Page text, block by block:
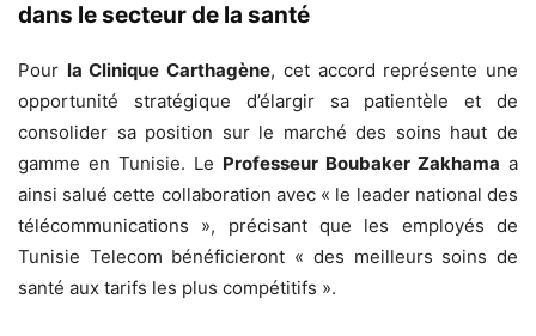
dans le secteur de la santé
Pour la Clinique Carthagène, cet accord représente une
opportunité stratégique d’élargir sa patientèle et de
consolider sa position sur le marché des soins haut de
gamme en Tunisie. Le Professeur Boubaker Zakhama a
ainsi salué cette collaboration avec « le leader national des
télécommunications », précisant que les employés de
Tunisie Telecom bénéficieront « des meilleurs soins de
santé aux tarifs les plus compétitifs ».